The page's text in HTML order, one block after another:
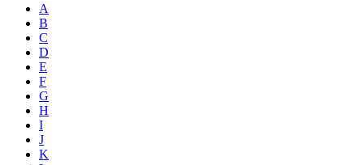
A
B
C
D
E
F
G
H
I
J
K